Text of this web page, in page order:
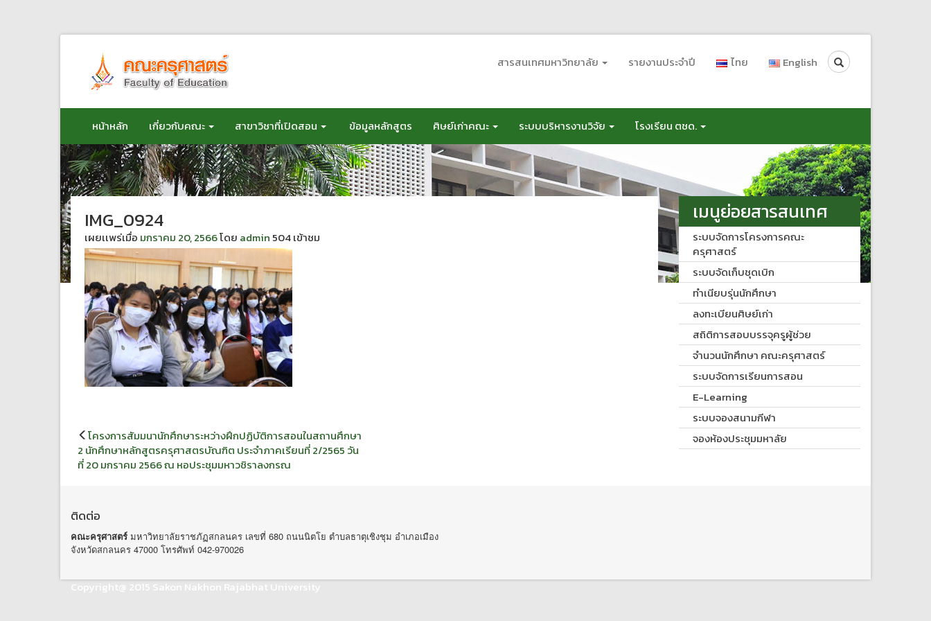
เนื้อหา
สารสนเทศมหาวิทยาลัย รายงานประจำปี ไทย English Search
หน้าหลัก เกี่ยวกับคณะ สาขาวิชาที่เปิดสอน ข้อมูลหลักสูตร ศิษย์เก่าคณะ ระบบบริหารงานวิจัย โรงเรียน ตชด.
IMG_0924
เผยเเพร่เมื่อ มกราคม 20, 2566โดย admin 504 เข้าชม
แนะแนว
เรื่อง
โครงการสัมมนานักศึกษาระหว่างฝึกปฏิบัติการสอนในสถานศึกษา
2 นักศึกษาหลักสูตรครุศาสตรบัณฑิต ประจำภาคเรียนที่ 2/2565 วัน
ที่ 20 มกราคม 2566 ณ หอประชุมมหาวชิราลงกรณ
เมนูย่อยสารสนเทศ
ระบบจัดการโครงการคณะ
ครุศาสตร์
ระบบจัดเก็บชุดเบิก
ทำเนียบรุ่นนักศึกษา
ลงทะเบียนศิษย์เก่า
สถิติการสอบบรรจุครูผู้ช่วย
จำนวนนักศึกษา คณะครุศาสตร์
ระบบจัดการเรียนการสอน
E-Learning
ระบบจองสนามกีฬา
จองห้องประชุมมหาลัย
ติดต่อ
คณะครุศาสตร์ มหาวิทยาลัยราชภัฏสกลนคร เลขที่ 680 ถนนนิตโย ตำบลธาตุเชิงชุม อำเภอเมือง
จังหวัดสกลนคร 47000 โทรศัพท์ 042-970026
Copyright@ 2015 Sakon Nakhon Rajabhat University